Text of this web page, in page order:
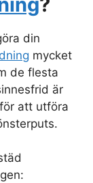
din
mycket
de flesta
är
att utföra